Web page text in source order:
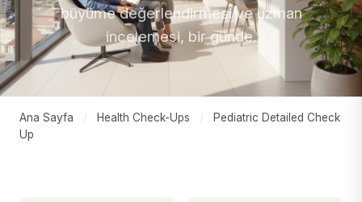
büyüme değerlendirmesi ve uzman
incelemesi, bir günde.
Ana Sayfa / Health Check-Ups /
Pediatric Detailed Check
Up